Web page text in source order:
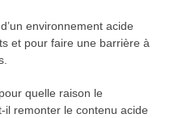
environnement acide
et pour faire une barrière à
quelle raison le
remonter le contenu acide